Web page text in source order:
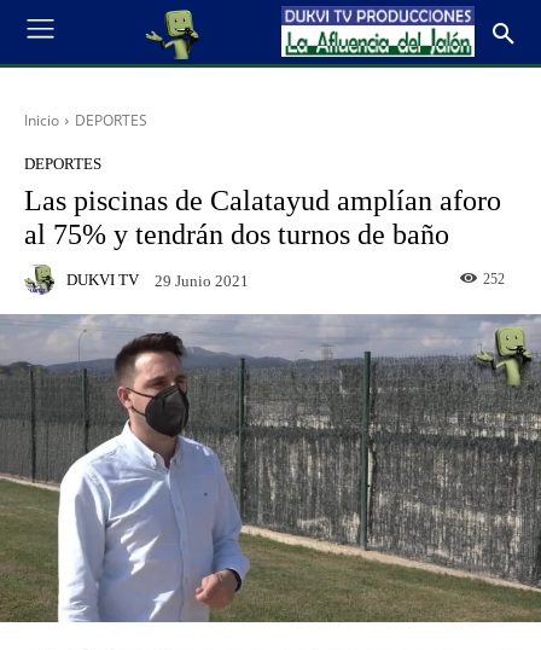
Inicio DEPORTES
DEPORTES
Las piscinas de Calatayud amplían aforo
al 75% y tendrán dos turnos de baño
DUKVI TV 29 Junio 2021 252